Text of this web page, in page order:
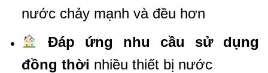
nước chảy mạnh và đều hơn
Đáp ứng nhu cầu sử dụng
đồng thời nhiều thiết bị nước